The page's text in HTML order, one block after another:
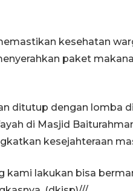
kesehatan
paket
ditutup dengan lomba
di Masjid
kesejahteraan
kami lakukan bisa